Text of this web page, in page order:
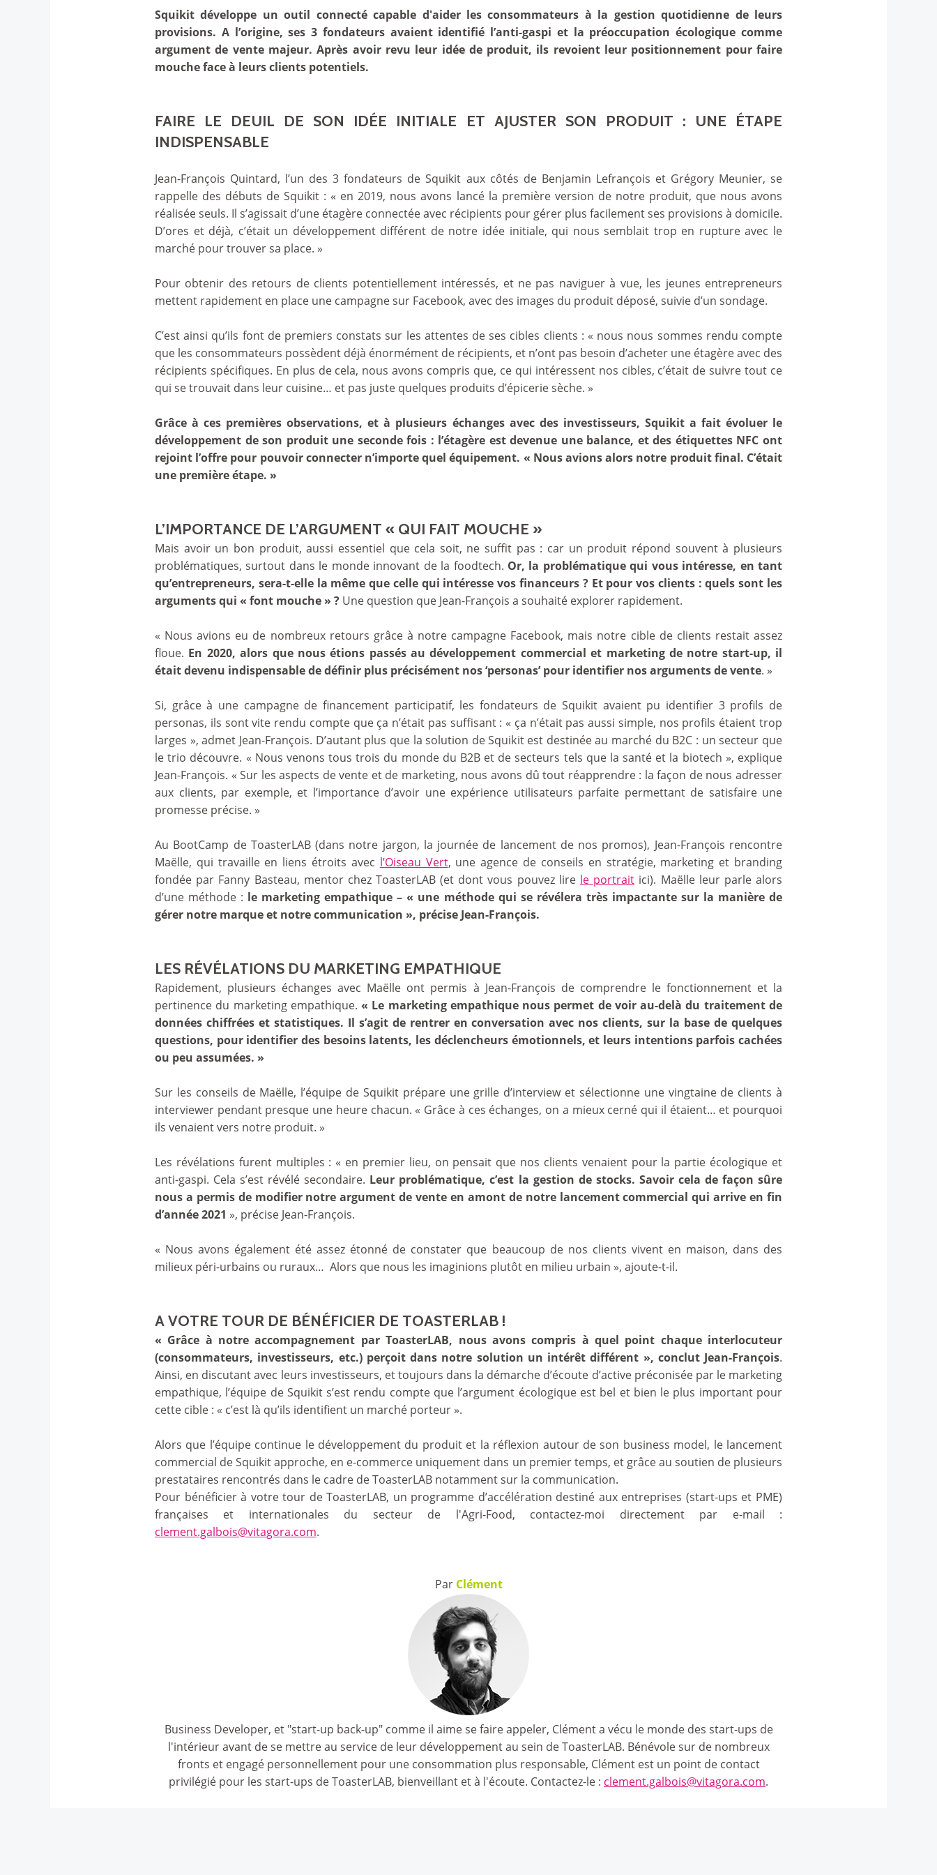
Squikit développe un outil connecté capable d'aider les consommateurs à la gestion quotidienne de leurs
provisions. A l’origine, ses 3 fondateurs avaient identifié l’anti-gaspi et la préoccupation écologique comme
argument de vente majeur. Après avoir revu leur idée de produit, ils revoient leur positionnement pour faire
mouche face à leurs clients potentiels.
FAIRE LE DEUIL DE SON IDÉE INITIALE ET AJUSTER SON PRODUIT : UNE ÉTAPE
INDISPENSABLE
Jean-François Quintard, l’un des 3 fondateurs de Squikit aux côtés de Benjamin Lefrançois et Grégory Meunier, se
rappelle des débuts de Squikit : « en 2019, nous avons lancé la première version de notre produit, que nous avons
réalisée seuls. Il s’agissait d’une étagère connectée avec récipients pour gérer plus facilement ses provisions à domicile.
D’ores et déjà, c’était un développement différent de notre idée initiale, qui nous semblait trop en rupture avec le
marché pour trouver sa place. »
Pour obtenir des retours de clients potentiellement intéressés, et ne pas naviguer à vue, les jeunes entrepreneurs
mettent rapidement en place une campagne sur Facebook, avec des images du produit déposé, suivie d’un sondage.
C’est ainsi qu’ils font de premiers constats sur les attentes de ses cibles clients : « nous nous sommes rendu compte
que les consommateurs possèdent déjà énormément de récipients, et n’ont pas besoin d’acheter une étagère avec des
récipients spécifiques. En plus de cela, nous avons compris que, ce qui intéressent nos cibles, c’était de suivre tout ce
qui se trouvait dans leur cuisine… et pas juste quelques produits d’épicerie sèche. »
Grâce à ces premières observations, et à plusieurs échanges avec des investisseurs, Squikit a fait évoluer le
développement de son produit une seconde fois : l’étagère est devenue une balance, et des étiquettes NFC ont
rejoint l’offre pour pouvoir connecter n’importe quel équipement. « Nous avions alors notre produit final. C’était
une première étape. »
L’IMPORTANCE DE L’ARGUMENT « QUI FAIT MOUCHE »
Mais avoir un bon produit, aussi essentiel que cela soit, ne suffit pas : car un produit répond souvent à plusieurs
problématiques, surtout dans le monde innovant de la foodtech. Or, la problématique qui vous intéresse, en tant
qu’entrepreneurs, sera-t-elle la même que celle qui intéresse vos financeurs ? Et pour vos clients : quels sont les
arguments qui « font mouche » ? Une question que Jean-François a souhaité explorer rapidement.
« Nous avions eu de nombreux retours grâce à notre campagne Facebook, mais notre cible de clients restait assez
floue. En 2020, alors que nous étions passés au développement commercial et marketing de notre start-up, il
était devenu indispensable de définir plus précisément nos ‘personas’ pour identifier nos arguments de vente. »
Si, grâce à une campagne de financement participatif, les fondateurs de Squikit avaient pu identifier 3 profils de
personas, ils sont vite rendu compte que ça n’était pas suffisant : « ça n’était pas aussi simple, nos profils étaient trop
larges », admet Jean-François. D’autant plus que la solution de Squikit est destinée au marché du B2C : un secteur que
le trio découvre. « Nous venons tous trois du monde du B2B et de secteurs tels que la santé et la biotech », explique
Jean-François. « Sur les aspects de vente et de marketing, nous avons dû tout réapprendre : la façon de nous adresser
aux clients, par exemple, et l’importance d’avoir une expérience utilisateurs parfaite permettant de satisfaire une
promesse précise. »
Au BootCamp de ToasterLAB (dans notre jargon, la journée de lancement de nos promos), Jean-François rencontre
Maëlle, qui travaille en liens étroits avec l’Oiseau Vert, une agence de conseils en stratégie, marketing et branding
fondée par Fanny Basteau, mentor chez ToasterLAB (et dont vous pouvez lire le portrait ici). Maëlle leur parle alors
d’une méthode : le marketing empathique – « une méthode qui se révélera très impactante sur la manière de
gérer notre marque et notre communication », précise Jean-François.
LES RÉVÉLATIONS DU MARKETING EMPATHIQUE
Rapidement, plusieurs échanges avec Maëlle ont permis à Jean-François de comprendre le fonctionnement et la
pertinence du marketing empathique.« Le marketing empathique nous permet de voir au-delà du traitement de
données chiffrées et statistiques. Il s’agit de rentrer en conversation avec nos clients, sur la base de quelques
questions, pour identifier des besoins latents, les déclencheurs émotionnels, et leurs intentions parfois cachées
ou peu assumées. »
Sur les conseils de Maëlle, l’équipe de Squikit prépare une grille d’interview et sélectionne une vingtaine de clients à
interviewer pendant presque une heure chacun. « Grâce à ces échanges, on a mieux cerné qui il étaient… et pourquoi
ils venaient vers notre produit. »
Les révélations furent multiples : « en premier lieu, on pensait que nos clients venaient pour la partie écologique et
anti-gaspi. Cela s’est révélé secondaire. Leur problématique, c’est la gestion de stocks. Savoir cela de façon sûre
nous a permis de modifier notre argument de vente en amont de notre lancement commercial qui arrive en fin
d’année 2021 », précise Jean-François.
« Nous avons également été assez étonné de constater que beaucoup de nos clients vivent en maison, dans des
milieux péri-urbains ou ruraux… Alors que nous les imaginions plutôt en milieu urbain », ajoute-t-il.
A VOTRE TOUR DE BÉNÉFICIER DE TOASTERLAB !
« Grâce à notre accompagnement par ToasterLAB, nous avons compris à quel point chaque interlocuteur
(consommateurs, investisseurs, etc.) perçoit dans notre solution un intérêt différent », conclut Jean-François.
Ainsi, en discutant avec leurs investisseurs, et toujours dans la démarche d’écoute d’active préconisée par le marketing
empathique, l’équipe de Squikit s’est rendu compte que l’argument écologique est bel et bien le plus important pour
cette cible : « c’est là qu’ils identifient un marché porteur ».
Alors que l’équipe continue le développement du produit et la réflexion autour de son business model, le lancement
commercial de Squikit approche, en e-commerce uniquement dans un premier temps, et grâce au soutien de plusieurs
prestataires rencontrés dans le cadre de ToasterLAB notamment sur la communication.
Pour bénéficier à votre tour de ToasterLAB, un programme d’accélération destiné aux entreprises (start-ups et PME)
françaises et internationales du secteur de l'Agri-Food, contactez-moi directement par e-mail :
clement.galbois@vitagora.com.
Par Clément
Business Developer, et "start-up back-up" comme il aime se faire appeler, Clément a vécu le monde des start-ups de
l'intérieur avant de se mettre au service de leur développement au sein de ToasterLAB. Bénévole sur de nombreux
fronts et engagé personnellement pour une consommation plus responsable, Clément est un point de contact
privilégié pour les start-ups de ToasterLAB, bienveillant et à l'écoute. Contactez-le : clement.galbois@vitagora.com.